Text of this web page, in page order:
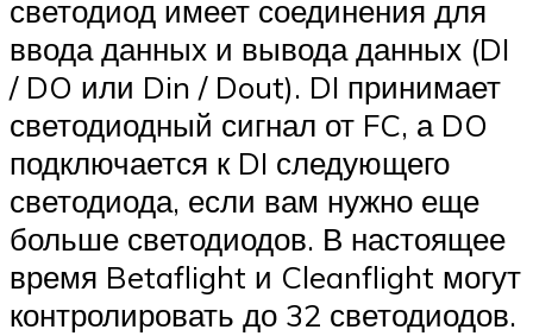
светодиод имеет соединения для
ввода данных и вывода данных (DI
/ DO или Din / Dout). DI принимает
светодиодный сигнал от FC, а DO
подключается к DI следующего
светодиода, если вам нужно еще
больше светодиодов. В настоящее
время Betaflight и Cleanflight могут
контролировать до 32 светодиодов.